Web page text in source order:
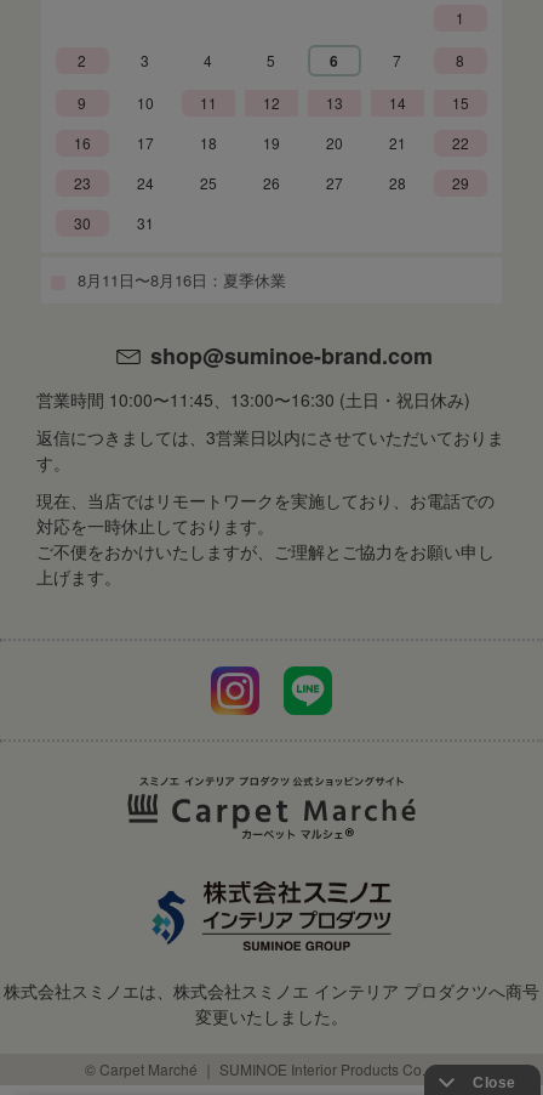
1
2 3 4 5 6 7 8
9 10 11 12 13 14
15
16
17 18 19 20 21
22
23
24 25 26 27 28
29
30
31
8月11日〜8月16日：夏季休業
shop@suminoe-brand.com
営業時間 10:00〜11:45、13:00〜16:30 (土日・祝日休み)
返信につきましては、3営業日以内にさせていただいておりま
す。
現在、当店ではリモートワークを実施しており、お電話での
対応を一時休止しております。
ご不便をおかけいたしますが、ご理解とご協力をお願い申し
上げます。
株式会社スミノエは、株式会社スミノエ インテリア プロダクツへ商号
変更いたしました。
© Carpet Marché ｜ SUMINOE Interior Products Co., Ltd.